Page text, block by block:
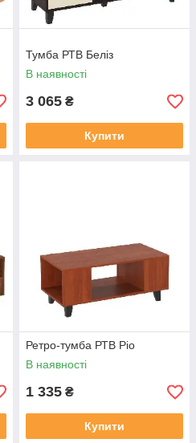
Тумба РТВ Беліз
В наявності
3 065 ₴
Купити
Ретро-тумба РТВ Ріо
В наявності
1 335 ₴
Купити